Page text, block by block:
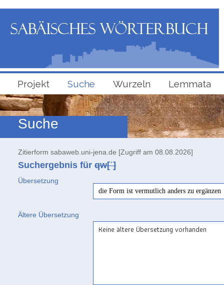
Projekt Suche Wurzeln Lemmata
Suche
Zitierform sabaweb.uni-jena.de [Zugriff am 08.08.2026]
Suchergebnis für qw[ʿ]
Übersetzung
die Form ist vermutlich anders zu ergänzen
Ältere Übersetzung
Keine ältere Übersetzung vorhanden